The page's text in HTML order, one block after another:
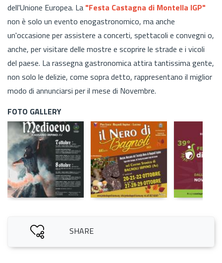
dell'Unione Europea. La "Festa Castagna di Montella IGP"
non è solo un evento enogastronomico, ma anche
un'occasione per assistere a concerti, spettacoli e convegni o,
anche, per visitare delle mostre e scoprire le strade e i vicoli
del paese. La rassegna gastronomica attira tantissima gente,
non solo le delizie, come sopra detto, rappresentano il miglior
modo di annunciarsi per il mese di Novembre.
FOTO GALLERY
SHARE